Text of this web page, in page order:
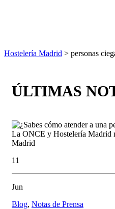
Hostelería Madrid > personas
ÚLTIMAS
11
Jun
Blog, Notas de Prensa